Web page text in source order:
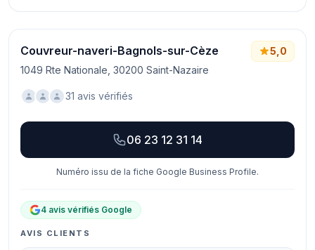
Couvreur-naveri-Bagnols-sur-Cèze
1049 Rte Nationale, 30200 Saint-Nazaire
5,0
31 avis vérifiés
06 23 12 31 14
Numéro issu de la fiche Google Business Profile.
4 avis vérifiés Google
AVIS CLIENTS